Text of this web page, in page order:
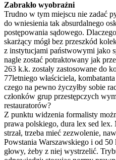
Zabrakło wyobraźni
Trudno w tym miejscu nie zadać
do wniesienia tak absurdalnego
postępowania sądowego.
skarżący mógł bez przeszkód
z instytucjami państwowymi jako
nagle zostać potraktowany jak
263 k.k. zostały zastosowane do
77letniego właściciela,
czego na pewno życzyłby sobie
członków grup przestępczych
restauratorów?
Z punktu widzenia formalisty
prawa polskiego, dura lex sed
strzał, trzeba mieć zezwolenie,
Powstania Warszawskiego i od 50
głowy, żeby z niej wystrzelić.